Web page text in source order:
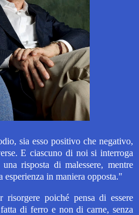
sia esso positivo che negativo,
E ciascuno di noi si interroga
risposta di malessere, mentre
esperienza in maniera opposta."
poiché pensa di essere
di ferro e non di carne, senza